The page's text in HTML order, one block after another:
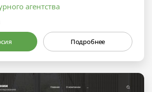
агентства
Подробнее